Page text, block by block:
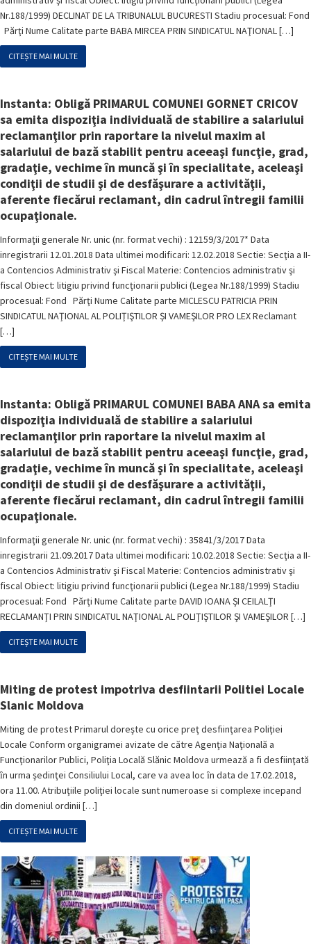
Nr.188/1999) DECLINAT DE LA TRIBUNALUL BUCURESTI Stadiu procesual: Fond
Părţi Nume Calitate parte BABA MIRCEA PRIN SINDICATUL NAŢIONAL […]
CITEȘTE MAI MULTE
Instanta: Obligă PRIMARUL COMUNEI GORNET CRICOV
sa emita dispoziţia individuală de stabilire a salariului
reclamanţilor prin raportare la nivelul maxim al
salariului de bază stabilit pentru aceeaşi funcţie, grad,
gradaţie, vechime în muncă şi în specialitate, aceleaşi
condiţii de studii şi de desfăşurare a activităţii,
aferente fiecărui reclamant, din cadrul întregii familii
ocupaţionale.
Informaţii generale Nr. unic (nr. format vechi) : 12159/3/2017* Data
inregistrarii 12.01.2018 Data ultimei modificari: 12.02.2018 Sectie: Secţia a II-
a Contencios Administrativ şi Fiscal Materie: Contencios administrativ şi
fiscal Obiect: litigiu privind funcţionarii publici (Legea Nr.188/1999) Stadiu
procesual: Fond Părţi Nume Calitate parte MICLESCU PATRICIA PRIN
SINDICATUL NAŢIONAL AL POLIŢIŞTILOR ŞI VAMEŞILOR PRO LEX Reclamant
[…]
CITEȘTE MAI MULTE
Instanta: Obligă PRIMARUL COMUNEI BABA ANA sa emita
dispoziţia individuală de stabilire a salariului
reclamanţilor prin raportare la nivelul maxim al
salariului de bază stabilit pentru aceeaşi funcţie, grad,
gradaţie, vechime în muncă şi în specialitate, aceleaşi
condiţii de studii şi de desfăşurare a activităţii,
aferente fiecărui reclamant, din cadrul întregii familii
ocupaţionale.
Informaţii generale Nr. unic (nr. format vechi) : 35841/3/2017 Data
inregistrarii 21.09.2017 Data ultimei modificari: 10.02.2018 Sectie: Secţia a II-
a Contencios Administrativ şi Fiscal Materie: Contencios administrativ şi
fiscal Obiect: litigiu privind funcţionarii publici (Legea Nr.188/1999) Stadiu
procesual: Fond Părţi Nume Calitate parte DAVID IOANA ŞI CEILALŢI
RECLAMANŢI PRIN SINDICATUL NAŢIONAL AL POLIŢIŞTILOR ŞI VAMEŞILOR […]
CITEȘTE MAI MULTE
Miting de protest impotriva desfiintarii Politiei Locale
Slanic Moldova
Miting de protest Primarul doreşte cu orice preţ desfiinţarea Poliţiei
Locale Conform organigramei avizate de către Agenţia Naţională a
Funcţionarilor Publici, Poliţia Locală Slănic Moldova urmează a fi desfiinţată
ȋn urma şedinţei Consiliului Local, care va avea loc ȋn data de 17.02.2018,
ora 11.00. Atribuţiile poliţiei locale sunt numeroase si complexe incepand
din domeniul ordinii […]
CITEȘTE MAI MULTE